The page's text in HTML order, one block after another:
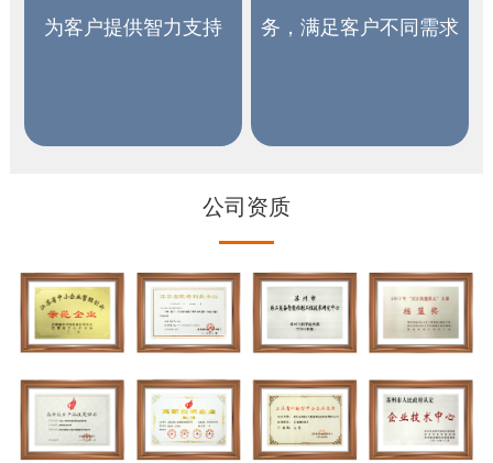
为客户提供智力支持
务，满足客户不同需求
公司资质